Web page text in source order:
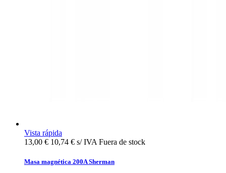
Vista rápida
13,00 € 10,74 € s/ IVA Fuera de stock
Masa magnética 200A Sherman